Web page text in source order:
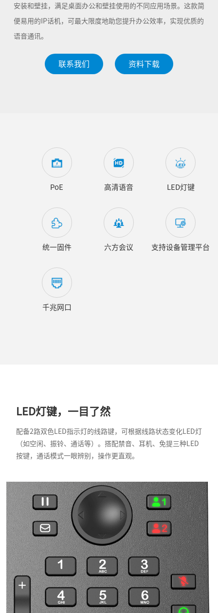
安装和壁挂，满足桌面办公和壁挂使用的不同应用场景。这款简
便易用的IP话机，可最大限度地助您提升办公效率，实现优质的
语音通讯。
联系我们 资料下载
PoE 高清语音 LED灯键
统一固件 六方会议 支持设备管理平台
千兆网口
LED灯键，一目了然
配备2路双色LED指示灯的线路键，可根据线路状态变化LED灯
（如空闲、振铃、通话等）。搭配禁音、耳机、免提三种LED
按键，通话模式一眼辨别，操作更直观。